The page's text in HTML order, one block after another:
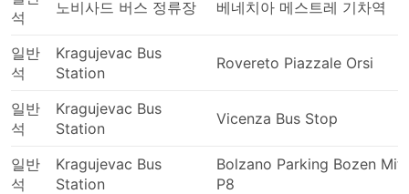
석
노비사드 버스 정류장 베네치아 메스트레 기차역
일반
석
Kragujevac Bus
Station
Rovereto Piazzale Orsi
일반
석
Kragujevac Bus
Station
Vicenza Bus Stop
일반
석
Kragujevac Bus
Station
Bolzano Parking Bozen
P8